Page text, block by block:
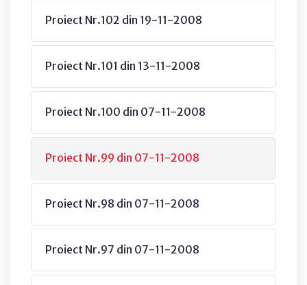
Proiect Nr.102 din 19-11-2008
Proiect Nr.101 din 13-11-2008
Proiect Nr.100 din 07-11-2008
Proiect Nr.99 din 07-11-2008
Proiect Nr.98 din 07-11-2008
Proiect Nr.97 din 07-11-2008